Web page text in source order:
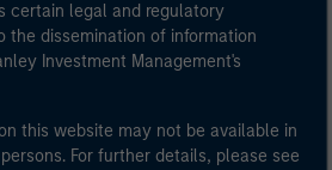
gèrent de la dette publique au
les banques centrales, les
et supranationales comme
FMI, la BCE, la BEI et d'autres
similaires agissant pour
certain legal and regulatory
the dissemination of information
Investment Management's
this website may not be available in
For further details, please see